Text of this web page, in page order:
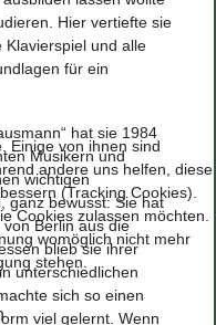
Hier vertiefte sie
und alle
für ein
hat sie 1984
Musikern und
wichtigen
ganz bewusst: Sie hat
Berlin aus die
blieb sie ihrer
unterschiedlichen
sich so einen
viel gelernt. Wenn
Einige von ihnen sind
andere uns helfen, diese
(Tracking Cookies).
Cookies zulassen möchten.
womöglich nicht mehr
stehen.